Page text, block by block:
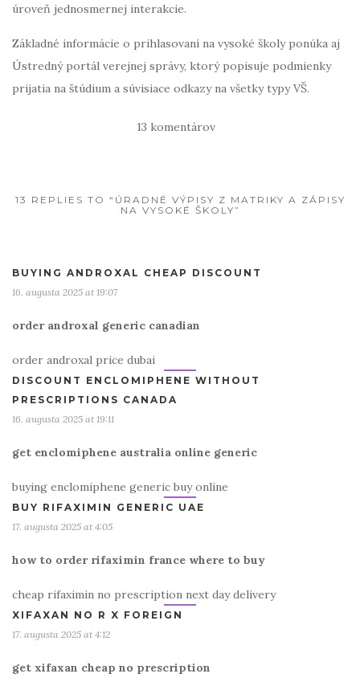
úroveň jednosmernej interakcie.
Základné informácie o prihlasovaní na vysoké školy ponúka aj
Ústredný portál verejnej správy, ktorý popisuje podmienky
prijatia na štúdium a súvisiace odkazy na všetky typy VŠ.
13 komentárov
13 REPLIES TO “ÚRADNÉ VÝPISY Z MATRIKY A ZÁPISY
NA VYSOKÉ ŠKOLY”
BUYING ANDROXAL CHEAP DISCOUNT
16. augusta 2025 at 19:07
order androxal generic canadian
order androxal price dubai
DISCOUNT ENCLOMIPHENE WITHOUT
PRESCRIPTIONS CANADA
16. augusta 2025 at 19:11
get enclomiphene australia online generic
buying enclomiphene generic buy online
BUY RIFAXIMIN GENERIC UAE
17. augusta 2025 at 4:05
how to order rifaximin france where to buy
cheap rifaximin no prescription next day delivery
XIFAXAN NO R X FOREIGN
17. augusta 2025 at 4:12
get xifaxan cheap no prescription